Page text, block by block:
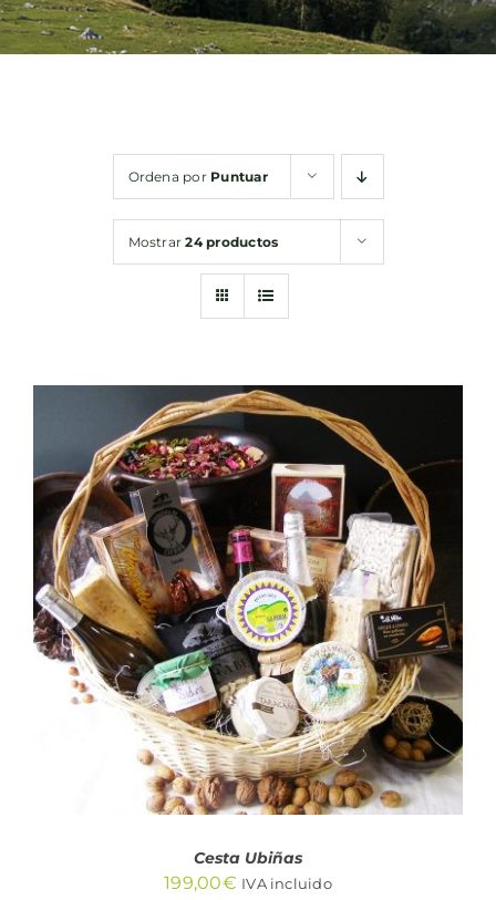
Bebidas
Ordena por Puntuar
Mostrar24 productos
AÑADIR AL CARRITO
/
DETALLES
Cesta Ubiñas
199,00€ IVA incluido